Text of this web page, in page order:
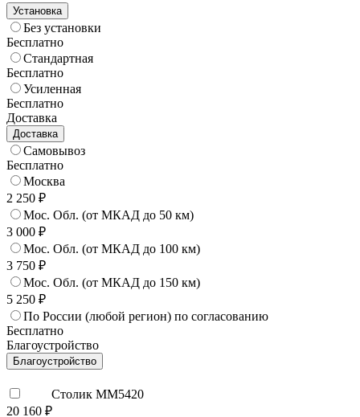
Установка
Без установки
Бесплатно
Стандартная
Бесплатно
Усиленная
Бесплатно
Доставка
Доставка
Самовывоз
Бесплатно
Москва
2 250 ₽
Мос. Обл. (от МКАД до 50 км)
3 000 ₽
Мос. Обл. (от МКАД до 100 км)
3 750 ₽
Мос. Обл. (от МКАД до 150 км)
5 250 ₽
По России (любой регион) по согласованию
Бесплатно
Благоустройство
Благоустройство
Столик ММ5420
20 160 ₽